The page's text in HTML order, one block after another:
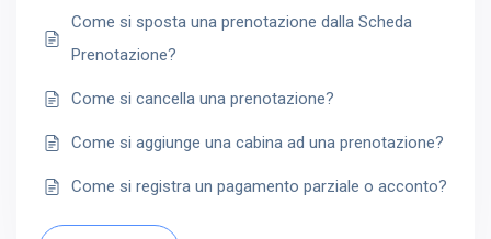
Come si sposta una prenotazione dalla Scheda
Prenotazione?
Come si cancella una prenotazione?
Come si aggiunge una cabina ad una prenotazione?
Come si registra un pagamento parziale o acconto?